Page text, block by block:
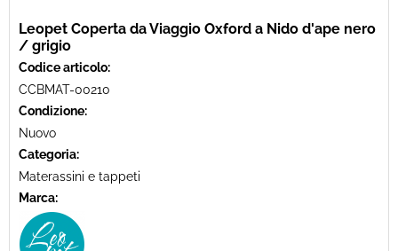
Leopet Coperta da Viaggio Oxford a Nido d'ape nero
/ grigio
Codice articolo:
CCBMAT-00210
Condizione:
Nuovo
Categoria:
Materassini e tappeti
Marca: